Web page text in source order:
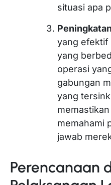
situasi apa
yang efektif
yang
operasi
gabungan
yang
memahami
jawab
Perencanaan